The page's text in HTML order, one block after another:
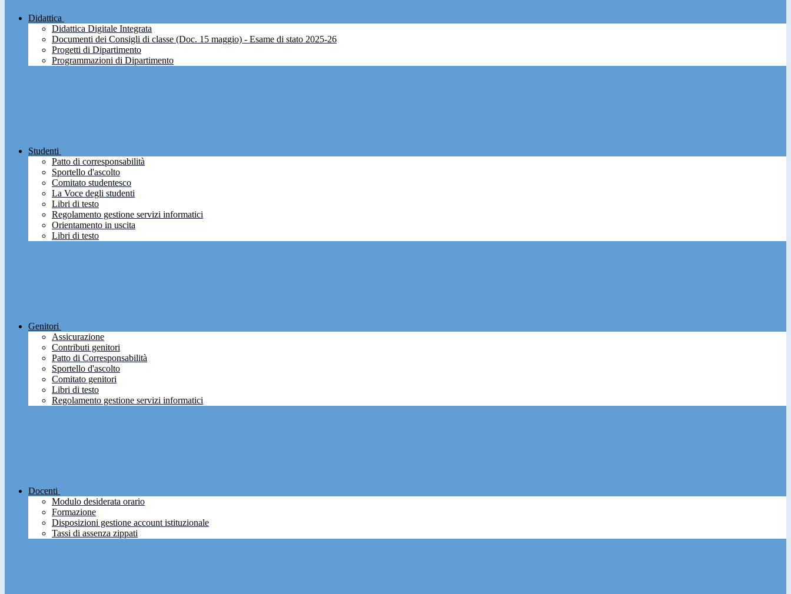
Didattica
Didattica Digitale Integrata
Documenti dei Consigli di classe (Doc. 15 maggio) - Esame di stato 2025-26
Progetti di Dipartimento
Programmazioni di Dipartimento
Studenti
Patto di corresponsabilità
Sportello d'ascolto
Comitato studentesco
La Voce degli studenti
Libri di testo
Regolamento gestione servizi informatici
Orientamento in uscita
Libri di testo
Genitori
Assicurazione
Contributi genitori
Patto di Corresponsabilità
Sportello d'ascolto
Comitato genitori
Libri di testo
Regolamento gestione servizi informatici
Docenti
Modulo desiderata orario
Formazione
Disposizioni gestione account istituzionale
Tassi di assenza zippati